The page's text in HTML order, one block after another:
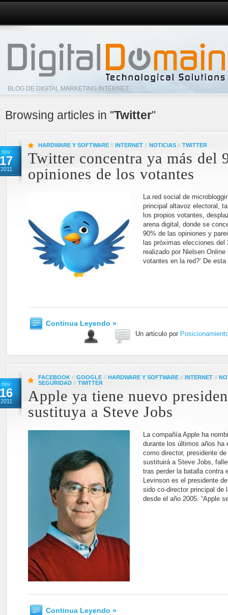
BLOG DE DIGITAL MARKETING INTERNET
Browsing articles in "Twitter"
nov
17
2011
HARDWARE Y SOFTWARE // INTERNET // NOTICIAS // TWITTER
Twitter concentra ya más del
opiniones de los votantes
La red social de
principal altavoz electoral,
los propios votantes,
arena digital, donde se
90% de las opiniones y
las próximas elecciones del
realizado por Nielsen
votantes en la red?’ De
Continua Leyendo »
Un articulo por
nov
16
2011
FACEBOOK // GOOGLE // HARDWARE Y SOFTWARE // INTERNET //
SEGURIDAD // TWITTER
Apple ya tiene nuevo
sustituya a Steve Jobs
La compañía Apple ha
durante los últimos años ha
como director, presidente
sustituirá a Steve Jobs,
tras perder la batalla contra
Levinson es el presidente
sido co-director principal de
desde el año 2005. “Apple
Continua Leyendo »